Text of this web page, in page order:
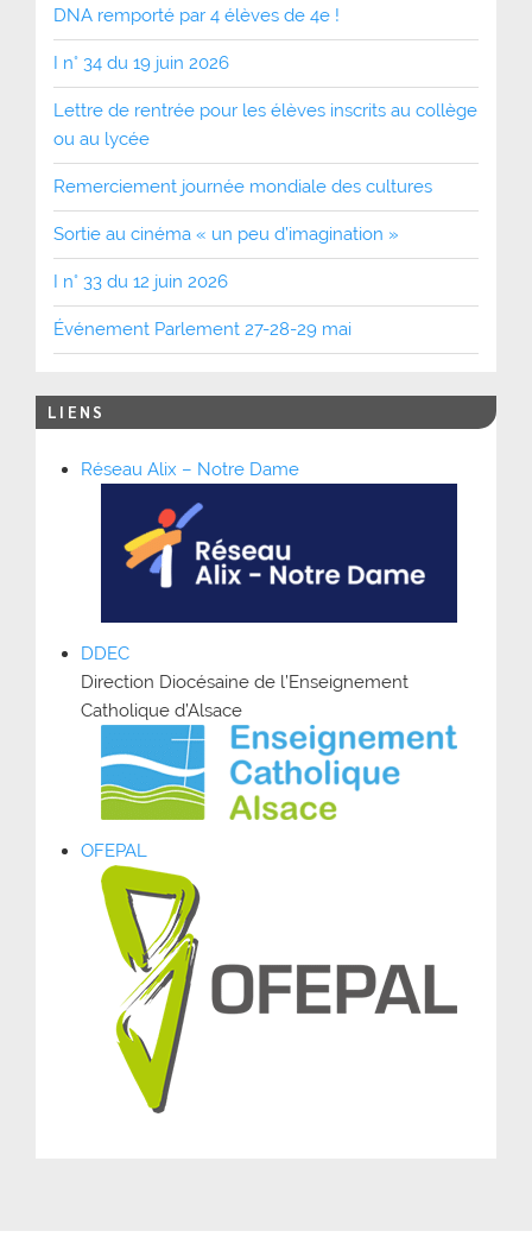
DNA remporté par 4 élèves de 4e !
I n° 34 du 19 juin 2026
Lettre de rentrée pour les élèves inscrits au collège
ou au lycée
Remerciement journée mondiale des cultures
Sortie au cinéma « un peu d’imagination »
I n° 33 du 12 juin 2026
Événement Parlement 27-28-29 mai
LIENS
Réseau Alix – Notre Dame
DDEC
Direction Diocésaine de l’Enseignement
Catholique d’Alsace
OFEPAL